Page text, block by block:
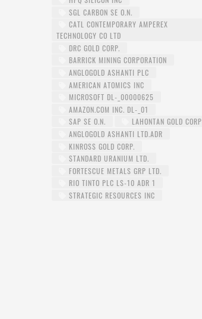
SGL CARBON SE O.N.
CATL CONTEMPORARY AMPEREX
TECHNOLOGY CO LTD
DRC GOLD CORP.
BARRICK MINING CORPORATION
ANGLOGOLD ASHANTI PLC
AMERICAN ATOMICS INC
MICROSOFT DL-_00000625
AMAZON.COM INC. DL-_01
SAP SE O.N.
LAHONTAN GOLD CORP
ANGLOGOLD ASHANTI LTD.ADR
KINROSS GOLD CORP.
STANDARD URANIUM LTD.
FORTESCUE METALS GRP LTD.
RIO TINTO PLC LS-10 ADR 1
STRATEGIC RESOURCES INC